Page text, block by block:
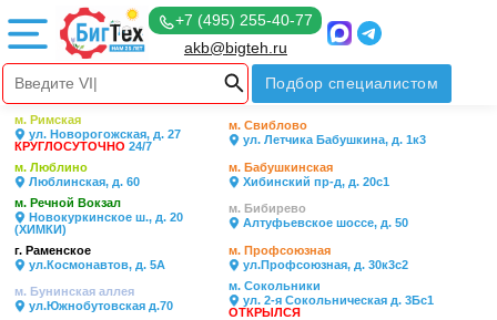
+7 (495) 255-40-77
akb@bigteh.ru
Подбор специалистом
м. Римская
ул. Новорогожская, д. 27
КРУГЛОСУТОЧНО 24/7
м. Свиблово
ул. Летчика Бабушкина, д. 1к3
м. Люблино
Люблинская, д. 60
м. Бабушкинская
Хибинский пр-д, д. 20с1
м. Речной Вокзал
Новокуркинское ш., д. 20
(ХИМКИ)
м. Бибирево
Алтуфьевское шоссе, д. 50
г. Раменское
ул.Космонавтов, д. 5А
м. Профсоюзная
ул.Профсоюзная, д. 30к3с2
м. Бунинская аллея
ул.Южнобутовская д.70
м. Сокольники
ул. 2-я Сокольническая д. 3Бс1
ОТКРЫЛСЯ